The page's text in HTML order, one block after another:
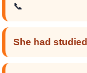
📞
She had